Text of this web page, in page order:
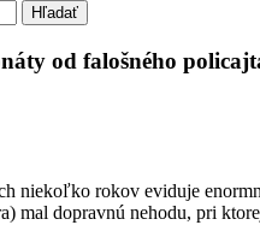
Hľadať
od falošného
niekoľko rokov eviduje
mal dopravnú nehodu, pri